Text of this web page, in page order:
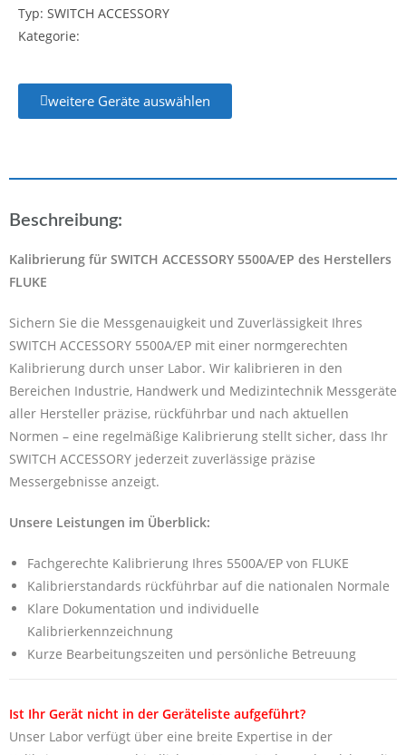
Typ: SWITCH ACCESSORY
Kategorie:
weitere Geräte auswählen
Beschreibung:
Kalibrierung für SWITCH ACCESSORY 5500A/EP des Herstellers
FLUKE
Sichern Sie die Messgenauigkeit und Zuverlässigkeit Ihres
SWITCH ACCESSORY 5500A/EP mit einer normgerechten
Kalibrierung durch unser Labor. Wir kalibrieren in den
Bereichen Industrie, Handwerk und Medizintechnik Messgeräte
aller Hersteller präzise, rückführbar und nach aktuellen
Normen – eine regelmäßige Kalibrierung stellt sicher, dass Ihr
SWITCH ACCESSORY jederzeit zuverlässige präzise
Messergebnisse anzeigt.
Unsere Leistungen im Überblick:
Fachgerechte Kalibrierung Ihres 5500A/EP von FLUKE
Kalibrierstandards rückführbar auf die nationalen Normale
Klare Dokumentation und individuelle
Kalibrierkennzeichnung
Kurze Bearbeitungszeiten und persönliche Betreuung
Ist Ihr Gerät nicht in der Geräteliste aufgeführt?
Unser Labor verfügt über eine breite Expertise in der